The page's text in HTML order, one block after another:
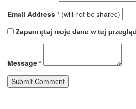
Email Address * (will not be shared)
Zapamiętaj moje dane w tej
Message *